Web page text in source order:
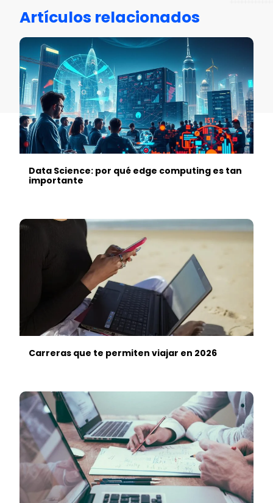
Artículos relacionados
Data Science: por qué edge computing es tan
importante
Carreras que te permiten viajar en 2026